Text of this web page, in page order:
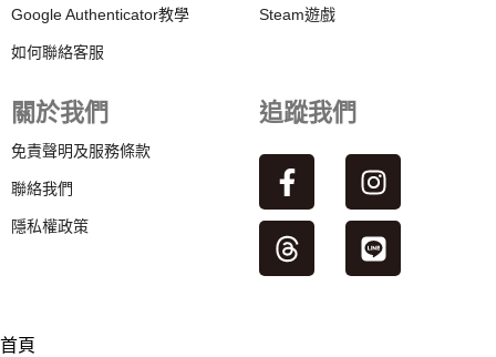
Google Authenticator教學
如何聯絡客服
Steam遊戲
關於我們
免責聲明及服務條款
聯絡我們
隱私權政策
追蹤我們
首頁